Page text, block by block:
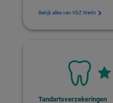
Bekijk alles van VGZ Werkt
Tandartsverzekeringen